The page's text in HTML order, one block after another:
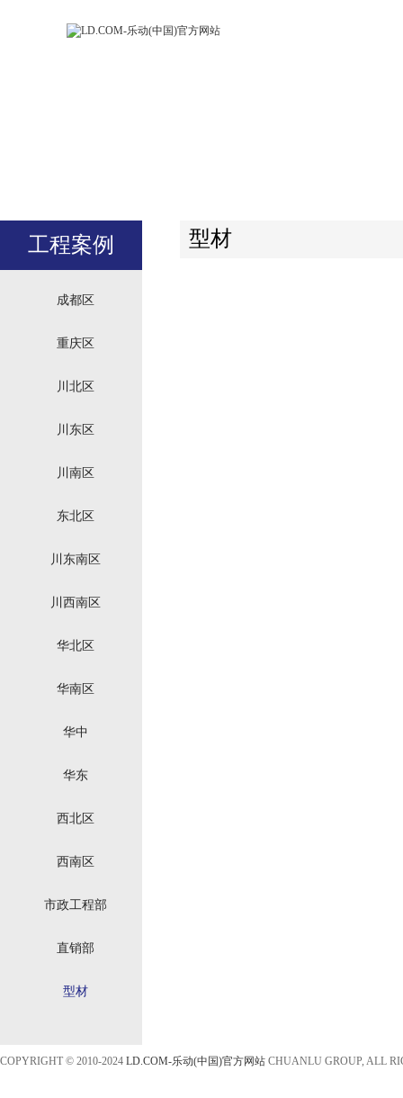
工程案例
成都区
重庆区
川北区
川东区
川南区
东北区
川东南区
川西南区
华北区
华南区
华中
华东
西北区
西南区
市政工程部
直销部
型材
型材
COPYRIGHT © 2010-2024 LD.COM-乐动(中国)官方网站 CHUANLU GROUP, ALL